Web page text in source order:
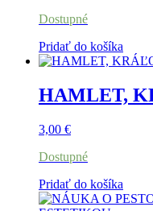
Dostupné
Pridať do košíka
HAMLET,
3,00 €
Dostupné
Pridať do košíka